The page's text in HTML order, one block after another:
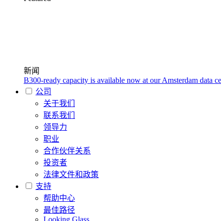
新闻
B300-ready capacity is available now at our Amsterdam data
公司
关于我们
联系我们
领导力
职业
合作伙伴关系
投资者
法律文件和政策
支持
帮助中心
最佳路径
Looking Glass